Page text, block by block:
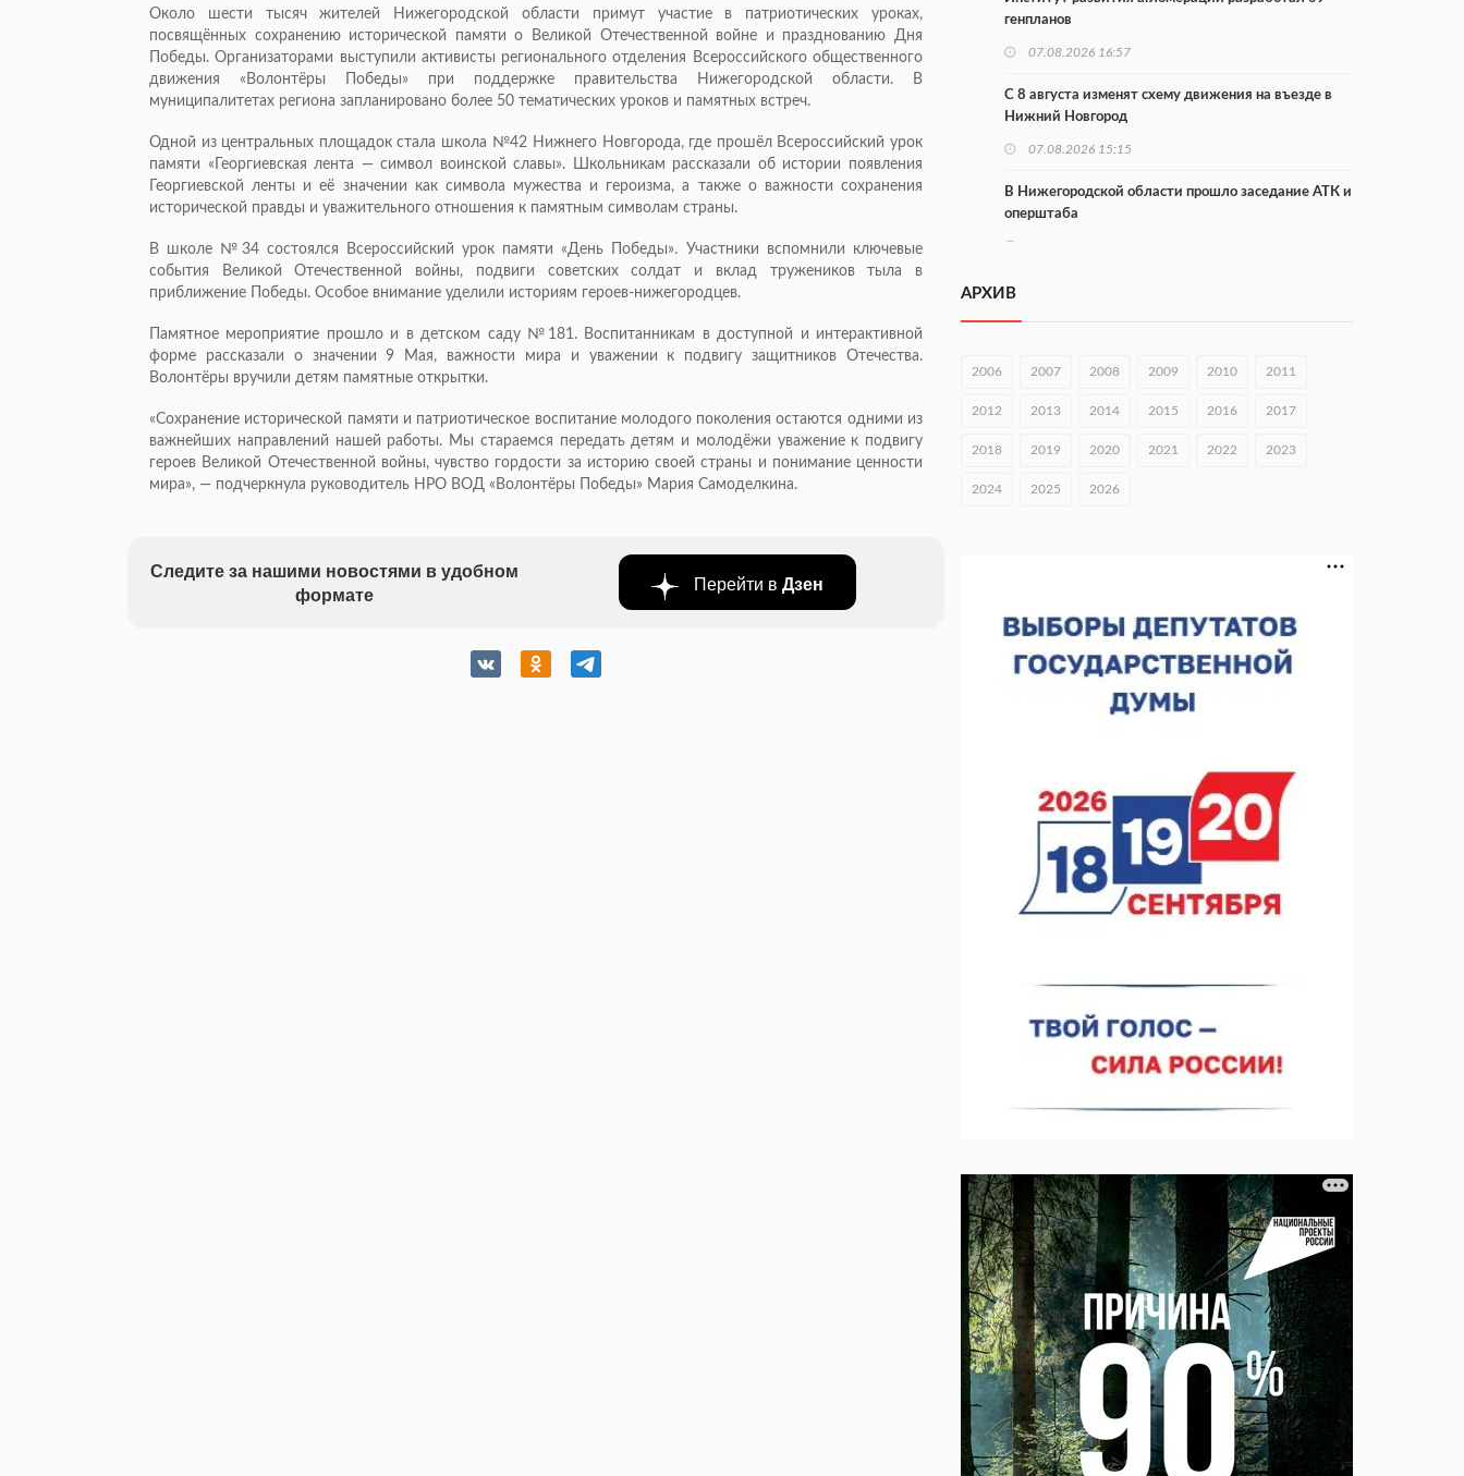
Около шести тысяч жителей Нижегородской области примут участие в патриотических уроках,
посвящённых сохранению исторической памяти о Великой Отечественной войне и празднованию Дня
Победы. Организаторами выступили активисты регионального отделения Всероссийского общественного
движения «Волонтёры Победы» при поддержке правительства Нижегородской области. В
муниципалитетах региона запланировано более 50 тематических уроков и памятных встреч.
Одной из центральных площадок стала школа №42 Нижнего Новгорода, где прошёл Всероссийский урок
памяти «Георгиевская лента — символ воинской славы». Школьникам рассказали об истории появления
Георгиевской ленты и её значении как символа мужества и героизма, а также о важности сохранения
исторической правды и уважительного отношения к памятным символам страны.
В школе №34 состоялся Всероссийский урок памяти «День Победы». Участники вспомнили ключевые
события Великой Отечественной войны, подвиги советских солдат и вклад тружеников тыла в
приближение Победы. Особое внимание уделили историям героев-нижегородцев.
Памятное мероприятие прошло и в детском саду №181. Воспитанникам в доступной и интерактивной
форме рассказали о значении 9 Мая, важности мира и уважении к подвигу защитников Отечества.
Волонтёры вручили детям памятные открытки.
«Сохранение исторической памяти и патриотическое воспитание молодого поколения остаются одними из
важнейших направлений нашей работы. Мы стараемся передать детям и молодёжи уважение к подвигу
героев Великой Отечественной войны, чувство гордости за историю своей страны и понимание ценности
мира», — подчеркнула руководитель НРО ВОД «Волонтёры Победы» Мария Самоделкина.
Следите за нашими новостями в удобном
формате
Перейти в Дзен
генпланов
07.08.2026 16:57
С 8 августа изменят схему движения на въезде в
Нижний Новгород
07.08.2026 15:15
В Нижегородской области прошло заседание АТК и
оперштаба
В Чкаловске спустили на воду «Метеор-120Р»
07.08.2026 14:01
В Нижегородской области выбрали лучшего
07.08.2026 13:48
строителя
07.08.2026 12:15
В Нижнем Новгороде прошло совещание
Росгвардии
07.08.2026 12:04
Кратковременные перерывы вещания
телерадиопрограмм ожидаются в Нижнем
Новгороде до 16 августа в связи с покраской
телебашни
07.08.2026 11:20
АРХИВ
2006 2007 2008 2009 2010 2011
2012 2013 2014 2015 2016 2017
2018 2019 2020 2021 2022 2023
2024 2025 2026